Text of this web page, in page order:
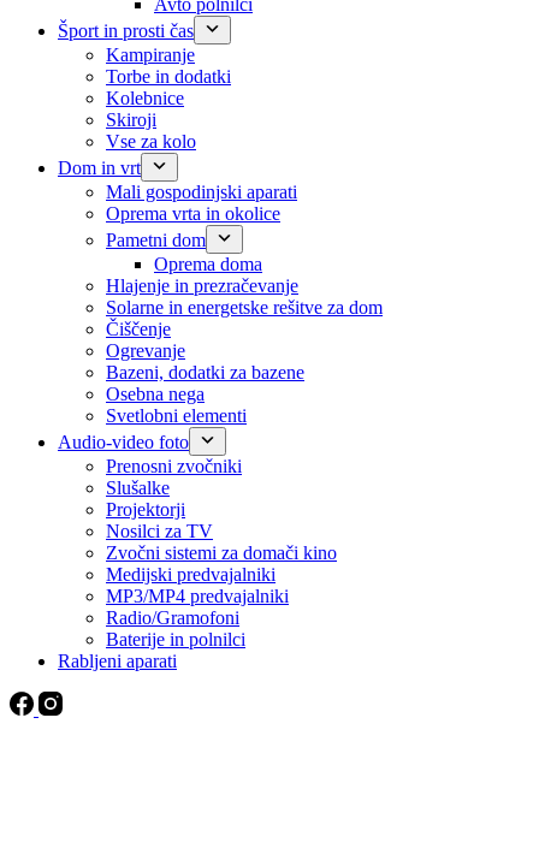
Avto polnilci
Šport in prosti čas
Kampiranje
Torbe in dodatki
Kolebnice
Skiroji
Vse za kolo
Dom in vrt
Mali gospodinjski aparati
Oprema vrta in okolice
Pametni dom
Oprema doma
Hlajenje in prezračevanje
Solarne in energetske rešitve za dom
Čiščenje
Ogrevanje
Bazeni, dodatki za bazene
Osebna nega
Svetlobni elementi
Audio-video foto
Prenosni zvočniki
Slušalke
Projektorji
Nosilci za TV
Zvočni sistemi za domači kino
Medijski predvajalniki
MP3/MP4 predvajalniki
Radio/Gramofoni
Baterije in polnilci
Rabljeni aparati